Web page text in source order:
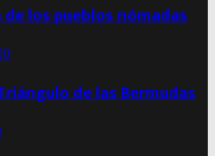
los pueblos nómadas
0
de las Bermudas